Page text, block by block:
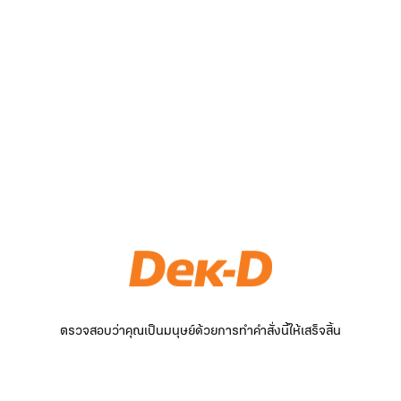
ตรวจสอบว่าคุณเป็นมนุษย์ด้วยการทำคำสั่งนี้ให้เสร็จสิ้น